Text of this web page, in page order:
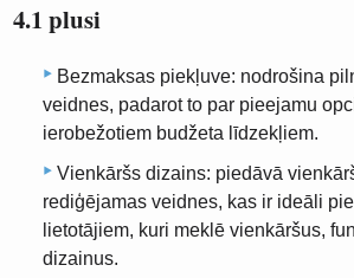
4.1 plusi
Bezmaksas piekļuve: nodrošina
veidnes, padarot to par pieejamu
ierobežotiem budžeta līdzekļiem.
Vienkāršs dizains: piedāvā
rediģējamas veidnes, kas ir ideāli
lietotājiem, kuri meklē vienkāršus,
dizainus.